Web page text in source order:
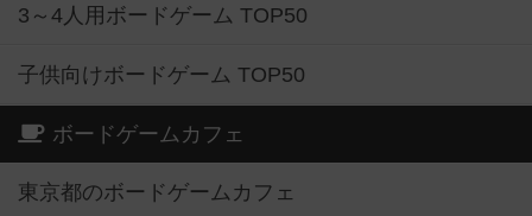
3～4人用ボードゲーム TOP50
子供向けボードゲーム TOP50
ボードゲームカフェ
東京都のボードゲームカフェ